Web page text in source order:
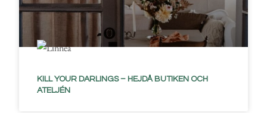
KILL YOUR DARLINGS – HEJDÅ BUTIKEN OCH
ATELJÉN